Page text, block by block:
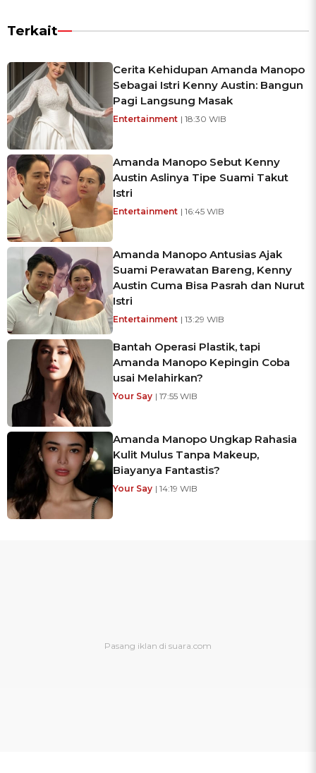
Terkait
Cerita Kehidupan Amanda Manopo
Sebagai Istri Kenny Austin: Bangun
Pagi Langsung Masak
Entertainment | 18:30 WIB
Amanda Manopo Sebut Kenny
Austin Aslinya Tipe Suami Takut
Istri
Entertainment | 16:45 WIB
Amanda Manopo Antusias Ajak
Suami Perawatan Bareng, Kenny
Austin Cuma Bisa Pasrah dan Nurut
Istri
Entertainment | 13:29 WIB
Bantah Operasi Plastik, tapi
Amanda Manopo Kepingin Coba
usai Melahirkan?
Your Say | 17:55 WIB
Amanda Manopo Ungkap Rahasia
Kulit Mulus Tanpa Makeup,
Biayanya Fantastis?
Your Say | 14:19 WIB